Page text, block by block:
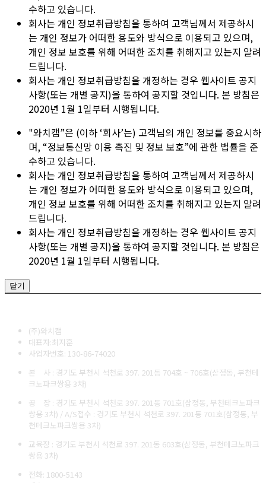
수하고 있습니다.
회사는 개인 정보취급방침을 통하여 고객님께서 제공하시
는 개인 정보가 어떠한 용도와 방식으로 이용되고 있으며,
개인 정보 보호를 위해 어떠한 조치를 취해지고 있는지 알려
드립니다.
회사는 개인 정보취급방침을 개정하는 경우 웹사이트 공지
사항(또는 개별 공지)을 통하여 공지할 것입니다. 본 방침은
2020년 1월 1일부터 시행됩니다.
"와치캠”은 (이하 ‘회사’는) 고객님의 개인 정보를 중요시하
며, “정보통신망 이용 촉진 및 정보 보호”에 관한 법률을 준
수하고 있습니다.
회사는 개인 정보취급방침을 통하여 고객님께서 제공하시
는 개인 정보가 어떠한 용도와 방식으로 이용되고 있으며,
개인 정보 보호를 위해 어떠한 조치를 취해지고 있는지 알려
드립니다.
회사는 개인 정보취급방침을 개정하는 경우 웹사이트 공지
사항(또는 개별 공지)을 통하여 공지할 것입니다. 본 방침은
2020년 1월 1일부터 시행됩니다.
닫기
(주)와치캠
대표자:최지훈
사업자번호: 130-86-74020
본 사 : 경기도 부천시 석천로 397. 201동 704호 ~ 706호(삼정동, 부천테
크노파크쌍용 3차)
공 장 : 경기도 부천시 석천로 397. 201동 701호(삼정동, 부천테크노파크
쌍용 3차) / A/S접수 : 경기도 부천시 석천로 397. 201동 701호(삼정동, 부
천테크노파크쌍용 3차)
교육장 : 경기도 부천시 석천로 397. 201동 603호(삼정동, 부천테크노파크
쌍용 3차)
전화: 1800-5143